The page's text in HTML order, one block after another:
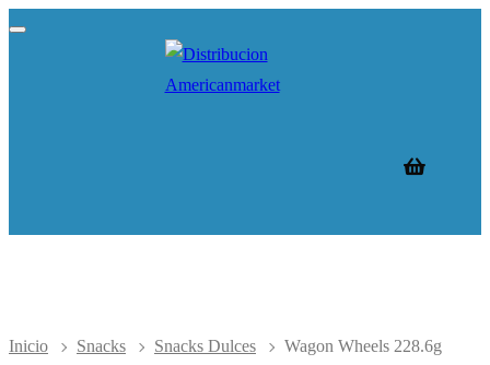
Ir
Menú
Cerrar
Inicio Snacks Snacks Dulces
Wagon Wheels 228.6g